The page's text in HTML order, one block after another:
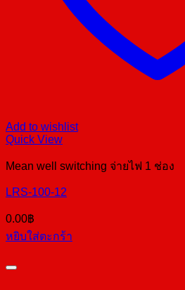
Add to wishlist
Quick View
Mean well switching จ่ายไฟ 1 ช่อง
LRS-100-12
0.00฿
หยิบใส่ตะกร้า